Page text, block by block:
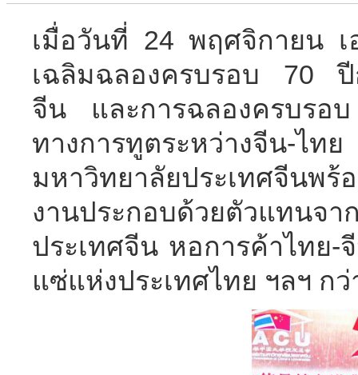
เมื่อวันที่ 24 พฤศจิกายน
เฉลิมฉลองครบรอบ 70 ปี
จีน และการฉลองครบรอ
ทางการทูตระหว่างจีน
มหาวิทยาลัยประเทศจีนพร้
งานประกอบด้วยตัวแทนจ
ประเทศจีน หอการค้าไทย
แซ่แห่งประเทศไทย ฯลฯ ก